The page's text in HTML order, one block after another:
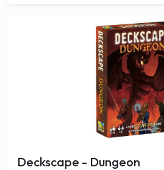
Deckscape - Dungeon